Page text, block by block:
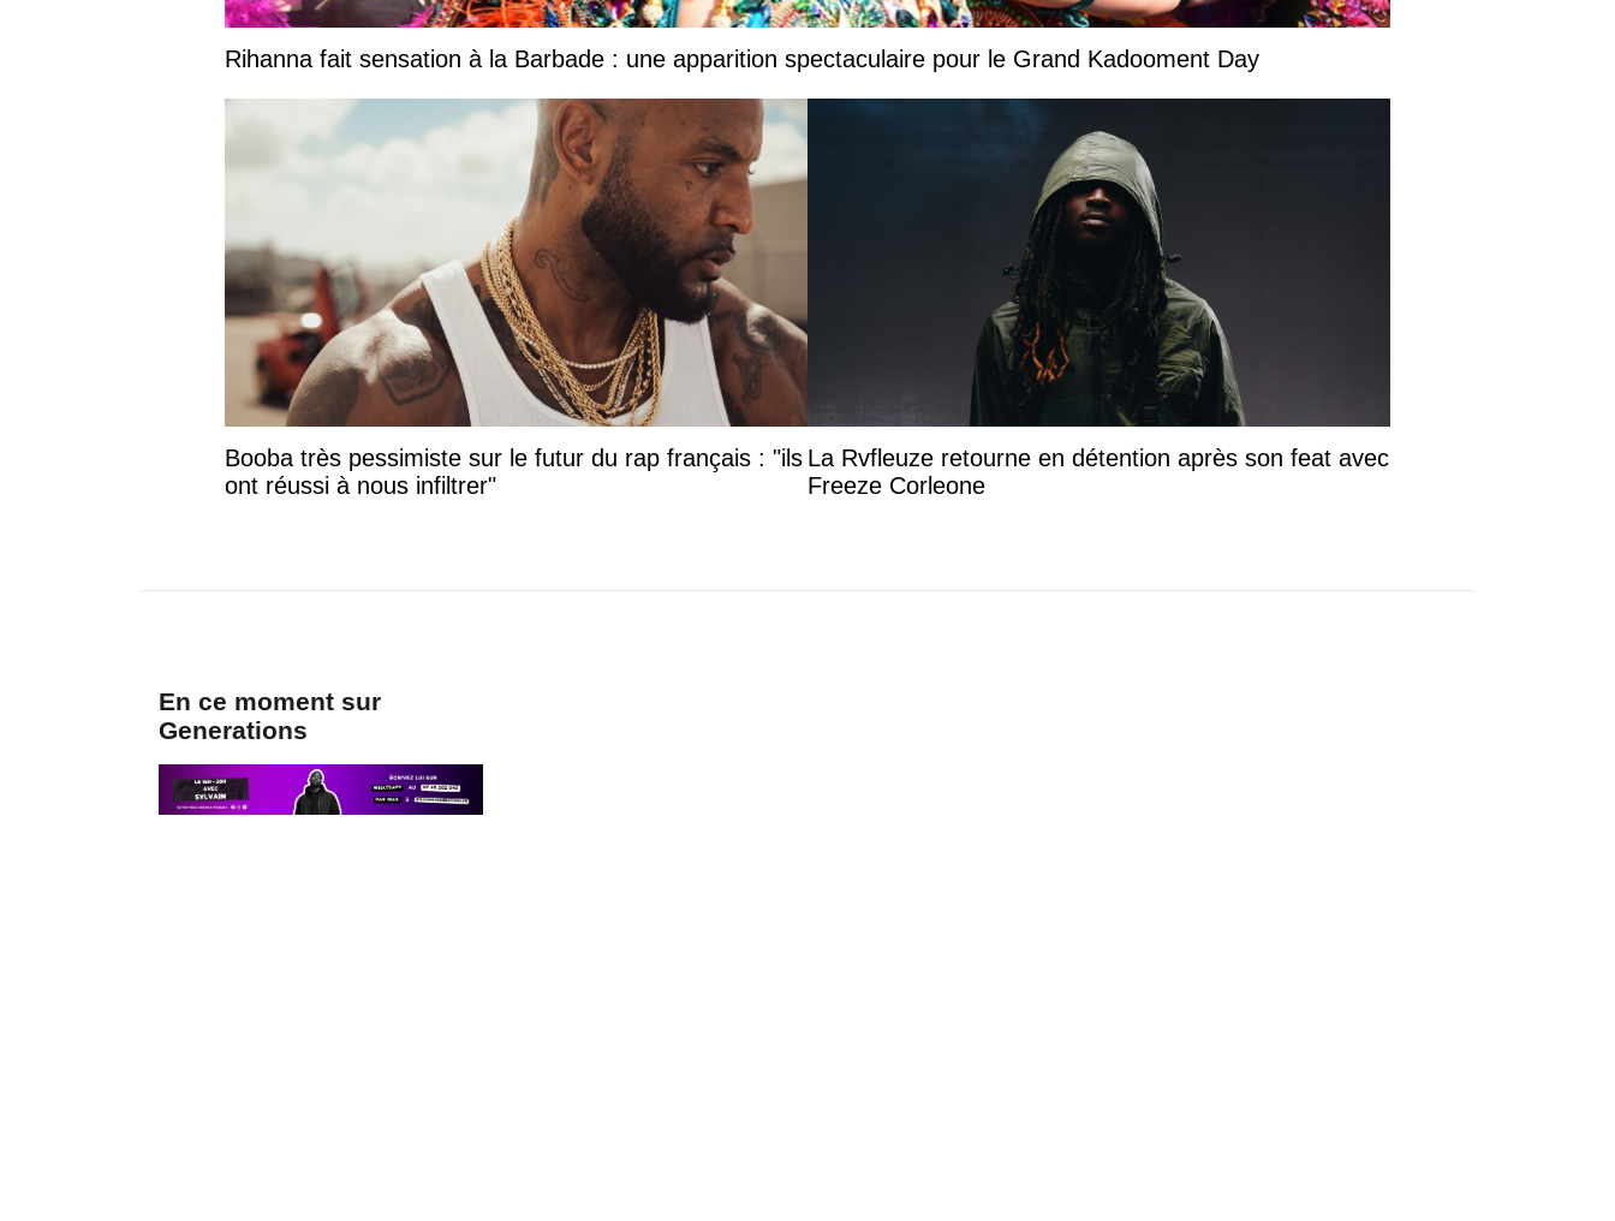
Rihanna fait sensation à la Barbade : une apparition spectaculaire pour le Grand Kadooment Day
Booba très pessimiste sur le futur du rap français : "ils
ont réussi à nous infiltrer"
La Rvfleuze retourne en détention après son feat avec
Freeze Corleone
En ce moment sur
Generations